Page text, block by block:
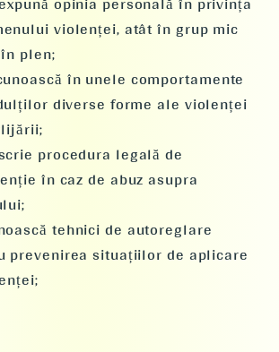
violenței, atât în grup mic
plen;
în unele comportamente
diverse forme ale violenței
procedura legală de
în caz de abuz asupra
tehnici de autoreglare
prevenirea situațiilor de aplicare